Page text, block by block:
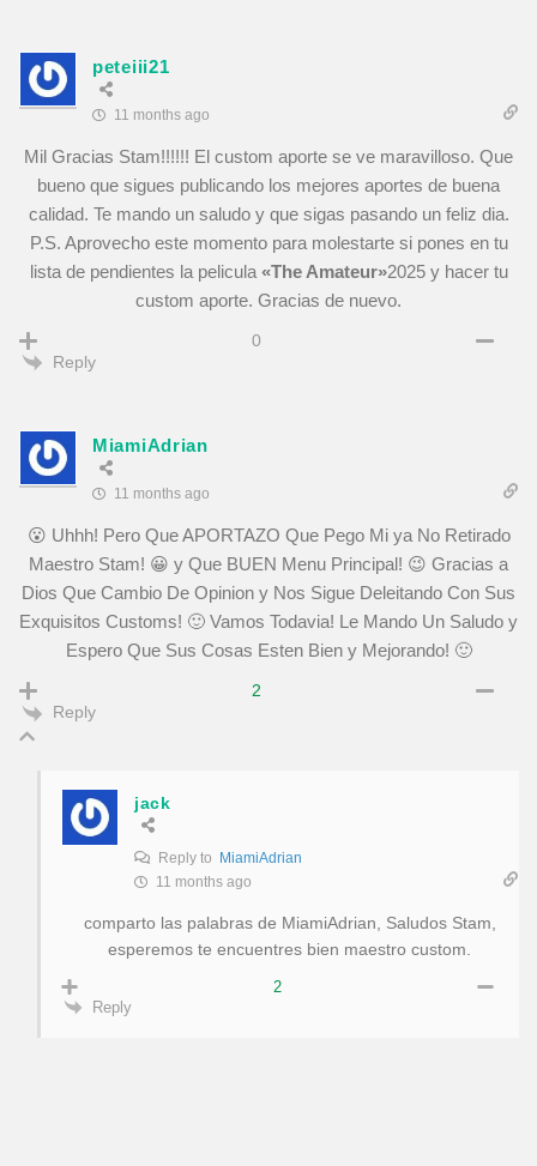
peteiii21
11 months ago
Mil Gracias Stam!!!!!! El custom aporte se ve maravilloso. Que
bueno que sigues publicando los mejores aportes de buena
calidad. Te mando un saludo y que sigas pasando un feliz dia.
P.S. Aprovecho este momento para molestarte si pones en tu
lista de pendientes la pelicula «The Amateur»2025 y hacer tu
custom aporte. Gracias de nuevo.
0
Reply
MiamiAdrian
11 months ago
😮 Uhhh! Pero Que APORTAZO Que Pego Mi ya No Retirado
Maestro Stam! 😀 y Que BUEN Menu Principal! 😉 Gracias a
Dios Que Cambio De Opinion y Nos Sigue Deleitando Con Sus
Exquisitos Customs! 🙂 Vamos Todavia! Le Mando Un Saludo y
Espero Que Sus Cosas Esten Bien y Mejorando! 🙂
2
Reply
jack
Reply to MiamiAdrian
11 months ago
comparto las palabras de MiamiAdrian, Saludos Stam,
esperemos te encuentres bien maestro custom.
2
Reply